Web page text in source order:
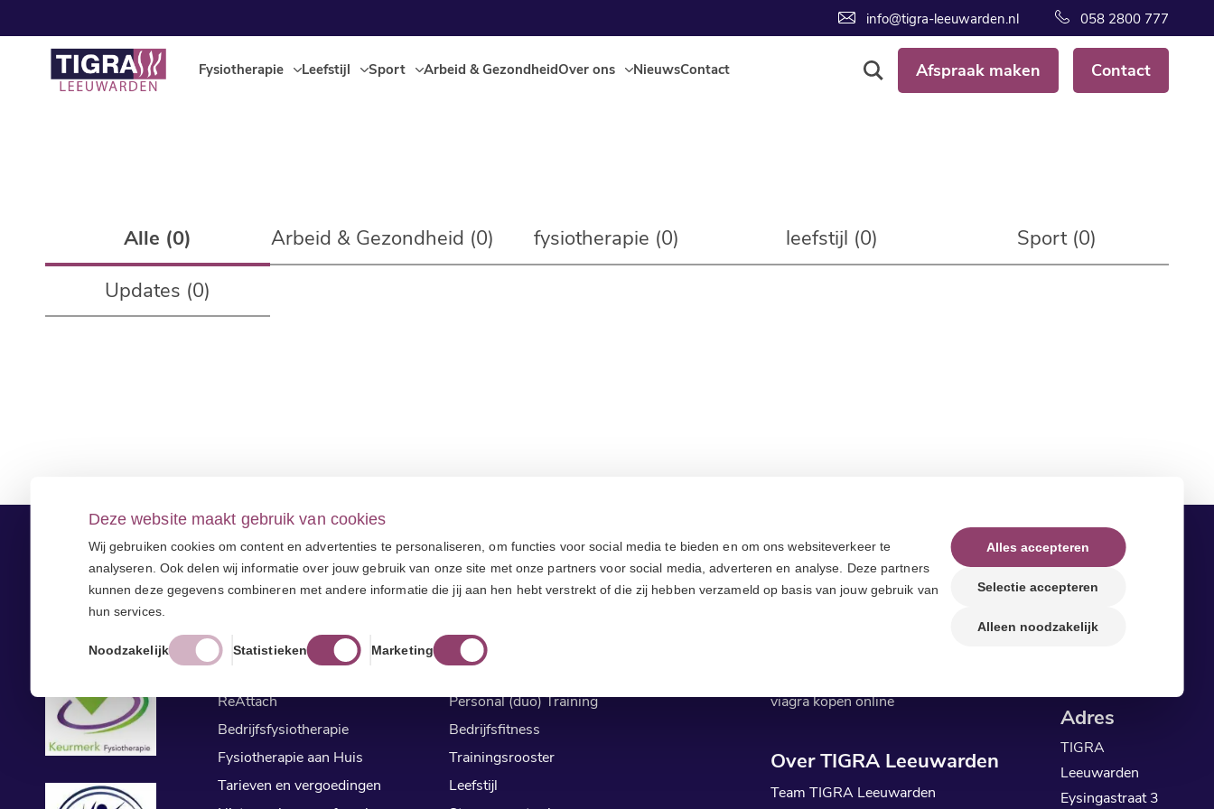
Deze website maakt gebruik van cookies
Wij gebruiken cookies om content en advertenties te personaliseren, om functies voor social media te bieden en om ons websiteverkeer te
analyseren. Ook delen wij informatie over jouw gebruik van onze site met onze partners voor social media, adverteren en analyse. Deze partners
kunnen deze gegevens combineren met andere informatie die jij aan hen hebt verstrekt of die zij hebben verzameld op basis van jouw gebruik van
hun services.
Noodzakelijk Statistieken Marketing
Alles accepteren
Selectie accepteren
Alleen noodzakelijk
info@tigra-leeuwarden.nl 058 2800 777
Fysiotherapie Leefstijl Sport Arbeid & GezondheidOver ons NieuwsContact Afspraak maken Contact
Alle (0) Arbeid & Gezondheid (0) fysiotherapie (0) leefstijl (0)
Sport (0)
Updates (0)
Fysiotherapie
Klachten
ReAttach
Bedrijfsfysiotherapie
Fysiotherapie aan Huis
Tarieven en vergoedingen
Sport & Leefstijl
Pilates in leeuwarden
Personal (duo) Training
Bedrijfsfitness
Trainingsrooster
Leefstijl
Arbeid & Gezondheid
viagra kopen online
Over TIGRA Leeuwarden
Team TIGRA Leeuwarden
Contact
Adres
TIGRA
Leeuwarden
Eysingastraat 3